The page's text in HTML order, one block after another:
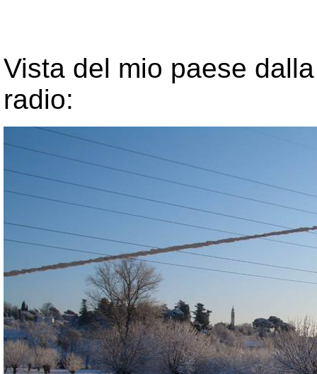
Vista del mio paese
radio: